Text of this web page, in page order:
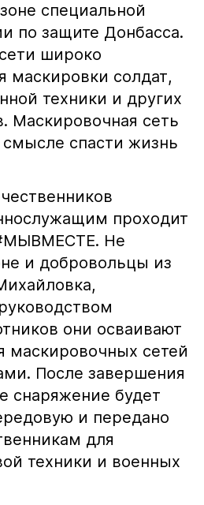
специальной
по защите Донбасса.
широко
маскировки солдат,
техники и других
Маскировочная сеть
спасти жизнь
проходит
Не
и добровольцы из
они осваивают
маскировочных сетей
После завершения
снаряжение будет
и передано
для
техники и военных